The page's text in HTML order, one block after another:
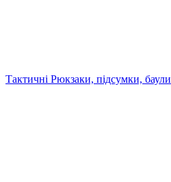
Тактичні Рюкзаки, підсумки, баули